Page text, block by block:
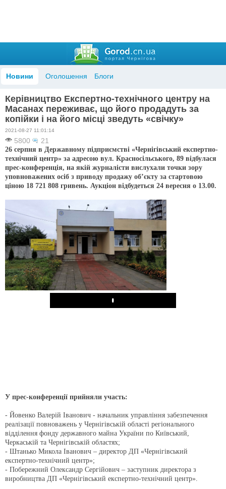
Новини Оголошення Блоги
Керівництво Експертно-технічного центру на
Масанах переживає, що його продадуть за
копійки і на його місці зведуть «свічку»
2021-08-27 11:01:14
5800 21
26 серпня в Державному підприємстві «Чернігівський експертно-
технічний центр» за адресою вул. Красносільського, 89 відбулася
прес-конференція, на якій журналісти вислухали точки зору
уповноважених осіб з приводу продажу об’єкту за стартовою
ціною 18 721 808 гривень. Аукціон відбудеться 24 вересня о 13.00.
Play
У прес-конференції прийняли участь:
- Йовенко Валерій Іванович - начальник управління забезпечення
реалізації повноважень у Чернігівській області регіонального
відділення фонду державного майна України по Київський,
Черкаській та Чернігівській областях;
- Штанько Микола Іванович – директор ДП «Чернігівський
експертно-технічний центр»;
- Побережний Олександр Сергійович – заступник директора з
виробництва ДП «Чернігівський експертно-технічний центр».